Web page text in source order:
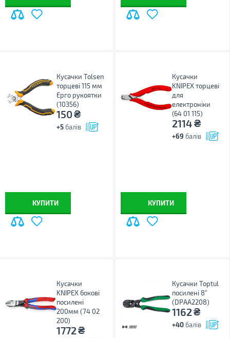
Кусачки Tolsen
торцеві 115 мм
Ерго рукоятки
(10356)
150₴
+5 балів
КУПИТИ
Кусачки
KNIPEX торцеві
для
електроніки
(64 01 115)
2114₴
+69 балів
КУПИТИ
Кусачки
KNIPEX бокові
посилені
200мм (74 02
200)
1772₴
Кусачки Toptul
посилені 8"
(DPAA2208)
1162₴
+40 балів